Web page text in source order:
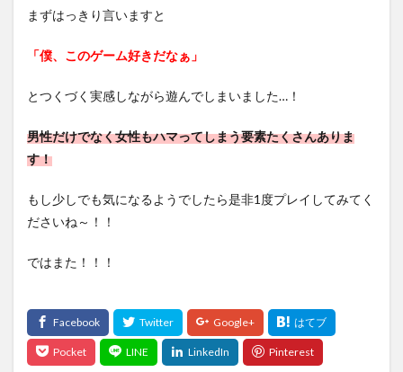
まずはっきり言いますと
「僕、このゲーム好きだなぁ」
とつくづく実感しながら遊んでしまいました…！
男性だけでなく女性もハマってしまう要素たくさんありま
す！
もし少しでも気になるようでしたら是非1度プレイしてみてく
ださいね～！！
ではまた！！！